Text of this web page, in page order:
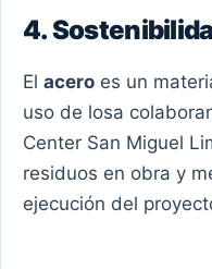
4.
El acero es un
uso de losa
Center San Miguel
residuos en obra y
ejecución del